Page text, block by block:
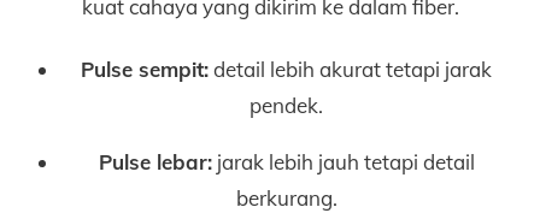
kuat cahaya yang dikirim ke dalam fiber.
Pulse sempit:detail lebih akurat tetapi jarak
pendek.
Pulse lebar:jarak lebih jauh tetapi detail
berkurang.